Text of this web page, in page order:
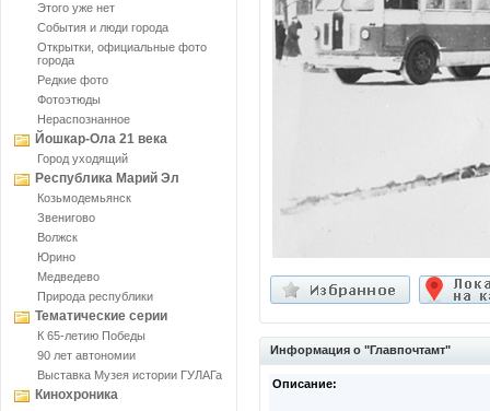
Этого уже нет
События и люди города
Открытки, официальные фото
города
Редкие фото
Фотоэтюды
Нераспознанное
Йошкар-Ола 21 века
Город уходящий
Республика Марий Эл
Козьмодемьянск
Звенигово
Волжск
Юрино
Медведево
Природа республики
Тематические серии
К 65-летию Победы
90 лет автономии
Выставка Музея истории ГУЛАГа
Кинохроника
Информация о "Главпочтамт"
Описание: